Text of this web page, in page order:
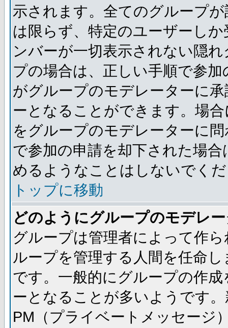
示されます。全てのグループ
は限らず、特定のユーザーし
ンバーが一切表示されない隠
プの場合は、正しい手順で参
がグループのモデレーターに
ーとなることができます。場
をグループのモデレーターに
で参加の申請を却下された場
めるようなことはしないでく
トップに移動
どのようにグループのモデレ
グループは管理者によって作
ループを管理する人間を任命
です。一般的にグループの作
ーとなることが多いようです
PM（プライベートメッセージ